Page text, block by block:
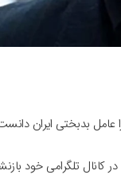
عامل بدبختی ایران
کانال تلگرامی خود